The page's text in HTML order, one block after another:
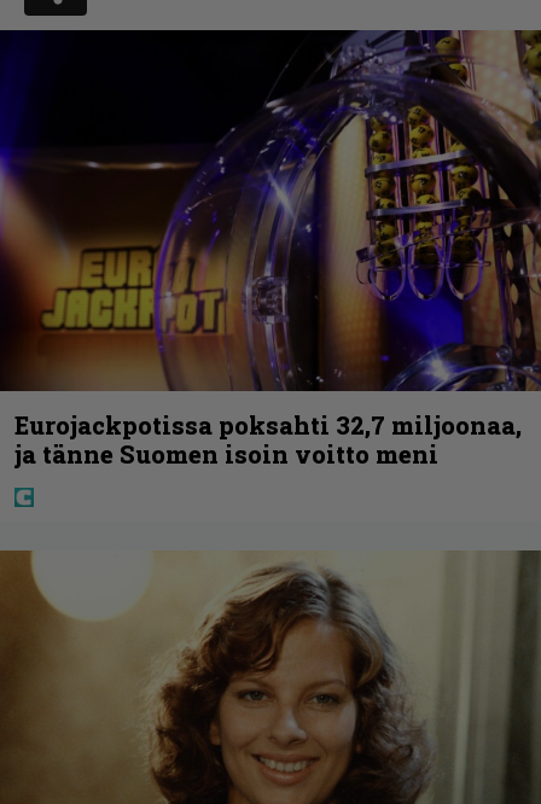
Eurojackpotissa poksahti 32,7 miljoonaa,
ja tänne Suomen isoin voitto meni